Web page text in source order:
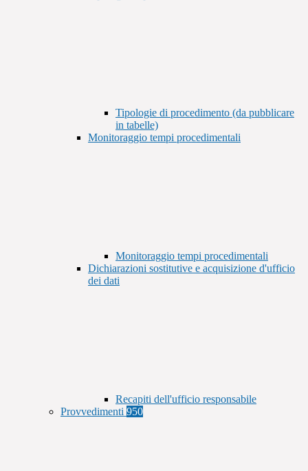
Tipologie di procedimento (da pubblicare
in tabelle)
Monitoraggio tempi procedimentali
Monitoraggio tempi procedimentali
Dichiarazioni sostitutive e acquisizione d'ufficio
dei dati
Recapiti dell'ufficio responsabile
Provvedimenti 950